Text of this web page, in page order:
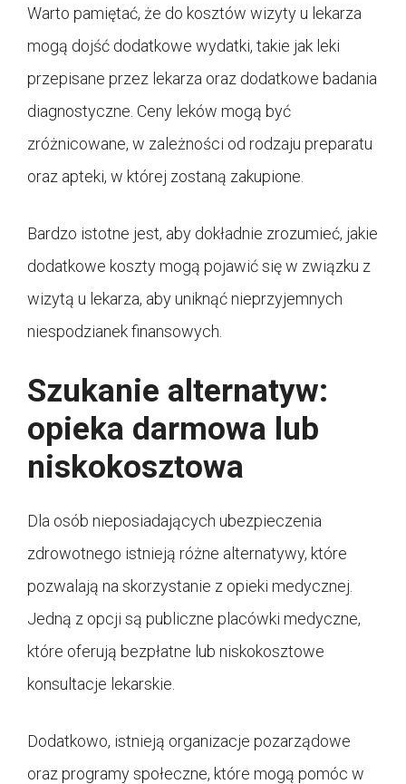
Warto pamiętać, że do kosztów wizyty u lekarza
mogą dojść dodatkowe wydatki, takie jak leki
przepisane przez lekarza oraz dodatkowe badania
diagnostyczne. Ceny leków mogą być
zróżnicowane, w zależności od rodzaju preparatu
oraz apteki, w której zostaną zakupione.
Bardzo istotne jest, aby dokładnie zrozumieć, jakie
dodatkowe koszty mogą pojawić się w związku z
wizytą u lekarza, aby uniknąć nieprzyjemnych
niespodzianek finansowych.
Szukanie alternatyw:
opieka darmowa lub
niskokosztowa
Dla osób nieposiadających ubezpieczenia
zdrowotnego istnieją różne alternatywy, które
pozwalają na skorzystanie z opieki medycznej.
Jedną z opcji są publiczne placówki medyczne,
które oferują bezpłatne lub niskokosztowe
konsultacje lekarskie.
Dodatkowo, istnieją organizacje pozarządowe
oraz programy społeczne, które mogą pomóc w